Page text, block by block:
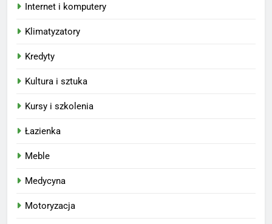
Internet i komputery
Klimatyzatory
Kredyty
Kultura i sztuka
Kursy i szkolenia
Łazienka
Meble
Medycyna
Motoryzacja